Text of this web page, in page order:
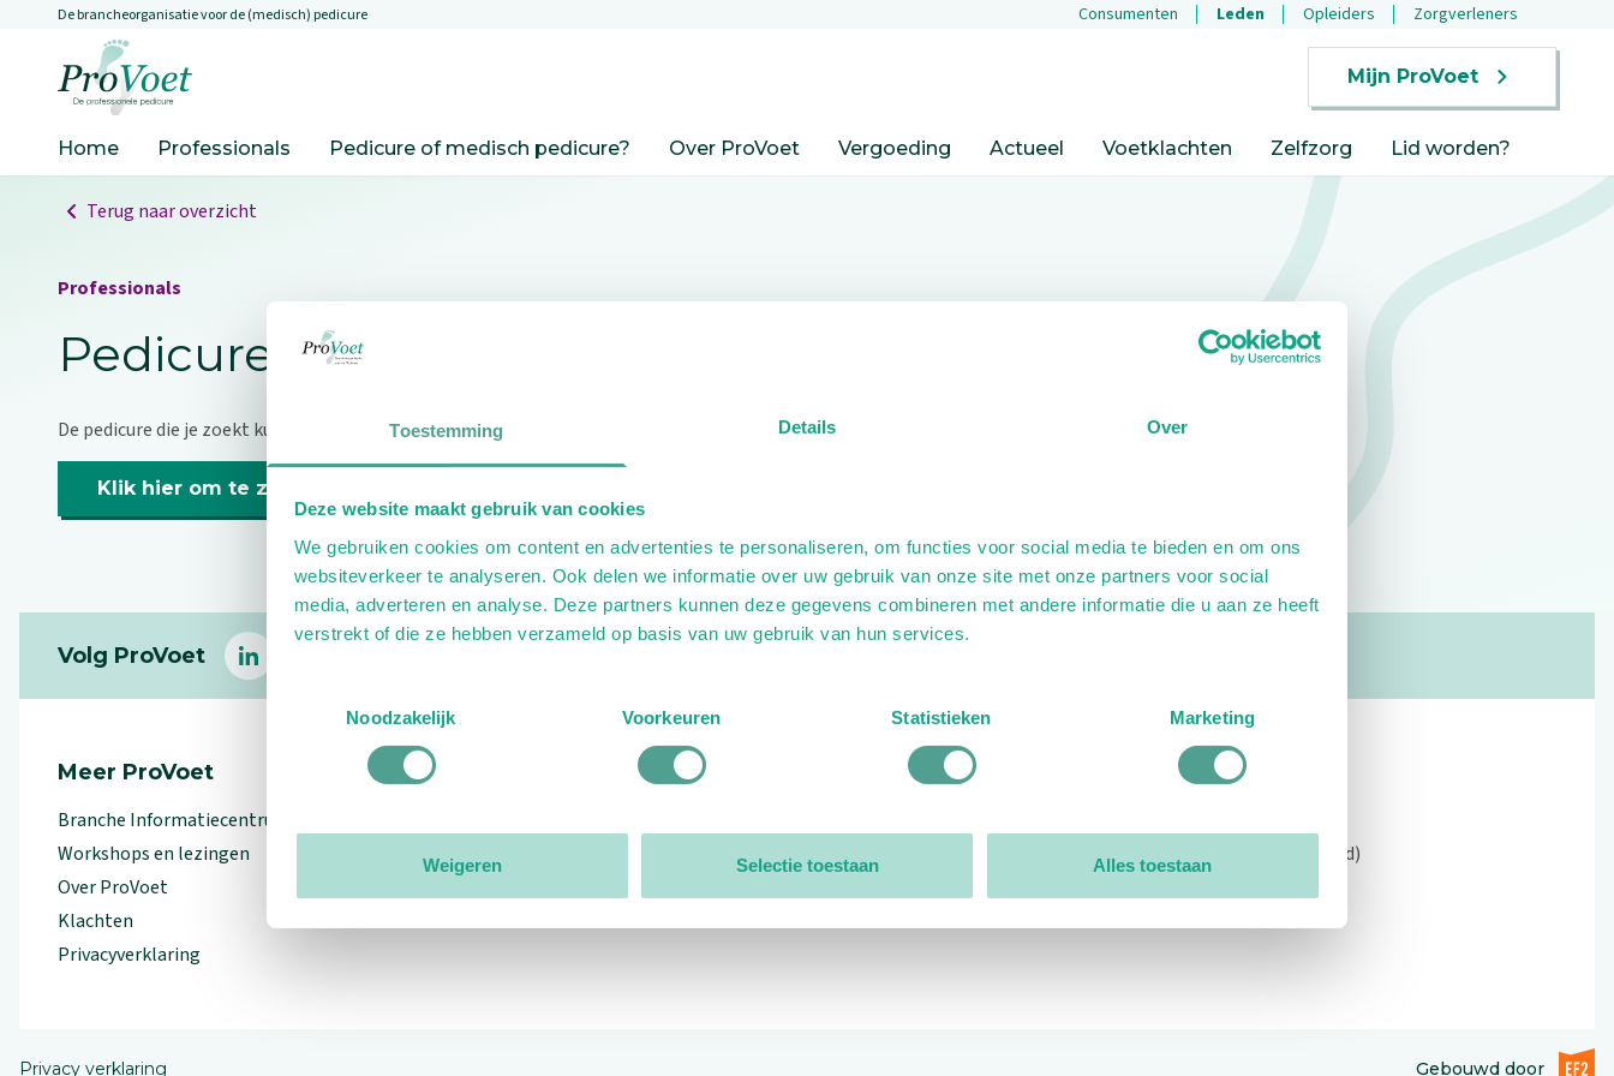
Toestemming Details Over
Deze website maakt gebruik van cookies
We gebruiken cookies om content en advertenties te personaliseren, om functies voor social media te bieden en om ons
websiteverkeer te analyseren. Ook delen we informatie over uw gebruik van onze site met onze partners voor social
media, adverteren en analyse. Deze partners kunnen deze gegevens combineren met andere informatie die u aan ze heeft
verstrekt of die ze hebben verzameld op basis van uw gebruik van hun services.
Noodzakelijk
Voorkeuren Statistieken Marketing
Weigeren Selectie toestaan Alles toestaan
Overslaan en naar de inhoud gaan
De brancheorganisatie voor de (medisch) pedicure Consumenten Leden Opleiders Zorgverleners
Mijn ProVoet
Home Professionals Pedicure of medisch pedicure? Over ProVoet Vergoeding Actueel Voetklachten Zelfzorg Lid worden?
Terug naar overzicht
Professionals
Pedicure niet gevonden
De pedicure die je zoekt kunnen we niet vinden.
Klik hier om te zoeken naar een andere pedicure.
Volg ProVoet
linkedin
Meer ProVoet
Branche Informatiecentrum
Workshops en lezingen
Over ProVoet
Klachten
Privacyverklaring
Organisatie
Open: 09:00 - 12:30 (alleen ochtend)
Privacy verklaring Gebouwd doorEF2